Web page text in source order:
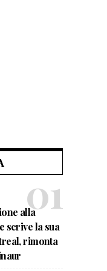
alla
scrive la sua
rimonta